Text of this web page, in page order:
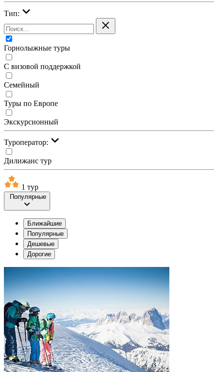
Тип:
Горнолыжные туры
С визовой поддержкой
Семейный
Туры по Европе
Экскурсионный
Туроператор:
Дилижанс тур
1 тур
Популярные
Ближайшие
Популярные
Дешевые
Дорогие